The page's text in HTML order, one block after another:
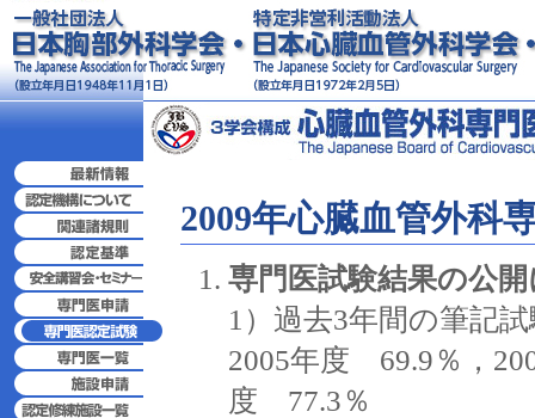
2009年心臓血管外科
専門医試験結果の公
1）過去3年間の筆記
2005年度 69.9％，
度 77.3％